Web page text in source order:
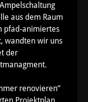
aus dem Raum
pfad-animiertes
wandten wir uns
der
renovieren“